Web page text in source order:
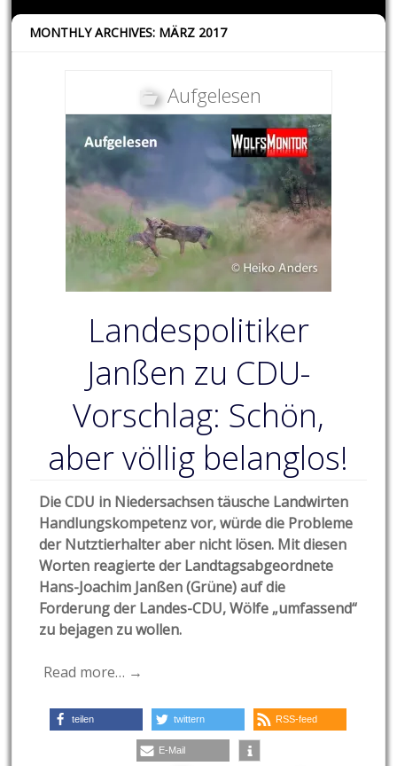
MONTHLY ARCHIVES: MÄRZ 2017
Aufgelesen
Landespolitiker
Janßen zu CDU-
Vorschlag: Schön,
aber völlig belanglos!
Die CDU in Niedersachsen täusche Landwirten
Handlungskompetenz vor, würde die Probleme
der Nutztierhalter aber nicht lösen. Mit diesen
Worten reagierte der Landtagsabgeordnete
Hans-Joachim Janßen (Grüne) auf die
Forderung der Landes-CDU, Wölfe „umfassend“
zu bejagen zu wollen.
Read more… →
teilen twittern RSS-feed
E-Mail